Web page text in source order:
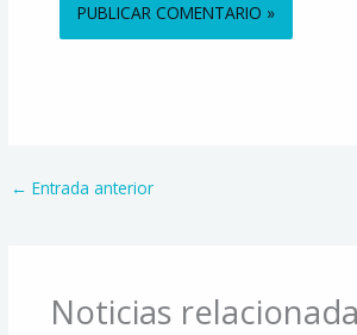
← Entrada anterior
Noticias